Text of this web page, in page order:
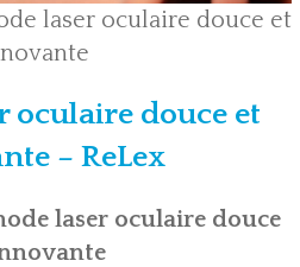
laser oculaire douce et
oculaire douce et
– ReLex
laser oculaire douce